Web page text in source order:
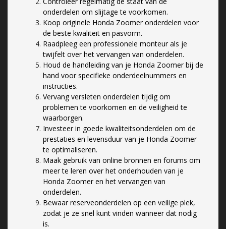
onderdelen om slijtage te voorkomen.
Koop originele Honda Zoomer onderdelen voor
de beste kwaliteit en pasvorm.
Raadpleeg een professionele monteur als je
twijfelt over het vervangen van onderdelen.
Houd de handleiding van je Honda Zoomer bij de
hand voor specifieke onderdeelnummers en
instructies.
Vervang versleten onderdelen tijdig om
problemen te voorkomen en de veiligheid te
waarborgen.
Investeer in goede kwaliteitsonderdelen om de
prestaties en levensduur van je Honda Zoomer
te optimaliseren.
Maak gebruik van online bronnen en forums om
meer te leren over het onderhouden van je
Honda Zoomer en het vervangen van
onderdelen.
Bewaar reserveonderdelen op een veilige plek,
zodat je ze snel kunt vinden wanneer dat nodig
is.